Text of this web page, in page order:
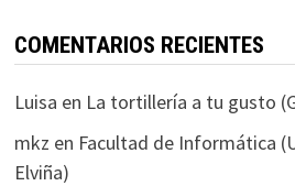
COMENTARIOS RECIENTES
Luisa en La tortillería a tu gusto
mkz en Facultad de Informática
Elviña)